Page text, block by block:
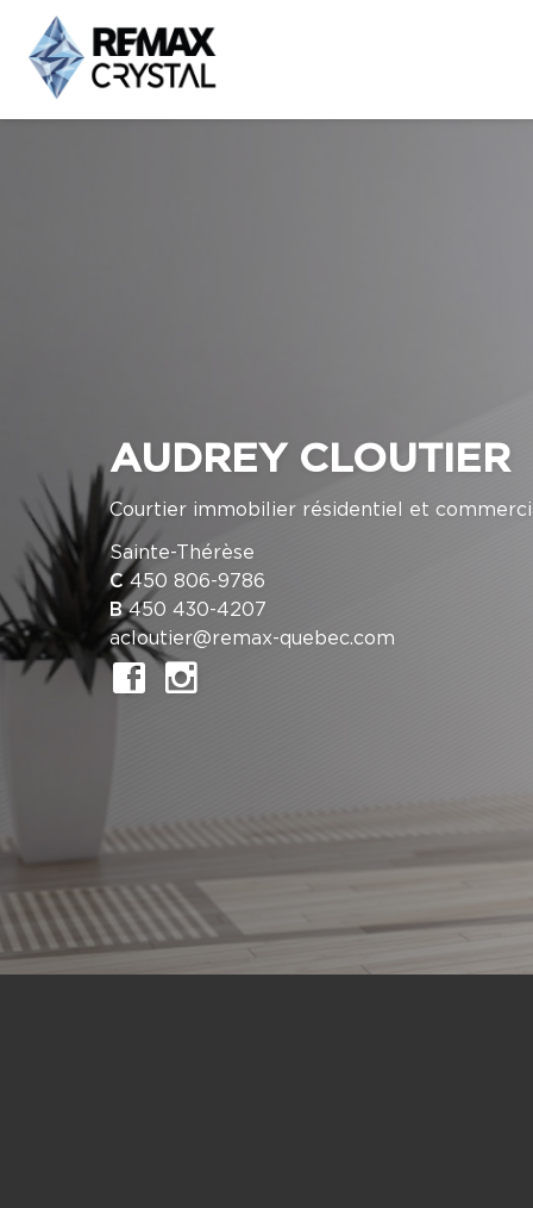
AUDREY CLOUTIER
Courtier immobilier résidentiel et
Sainte-Thérèse
C 450 806-9786
B 450 430-4207
acloutier@remax-quebec.com